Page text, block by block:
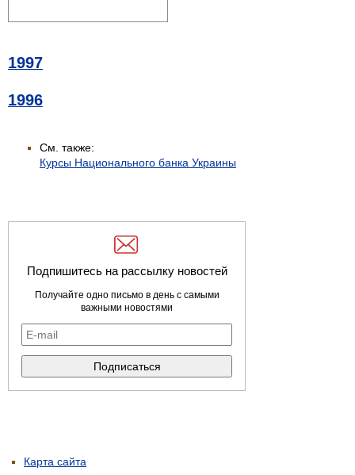
1997
1996
См. также:
Курсы Национального банка Украины
Подпишитесь на рассылку новостей
Получайте одно письмо в день с самыми
важными новостями
Карта сайта